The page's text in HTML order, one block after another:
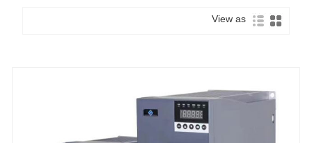
View as